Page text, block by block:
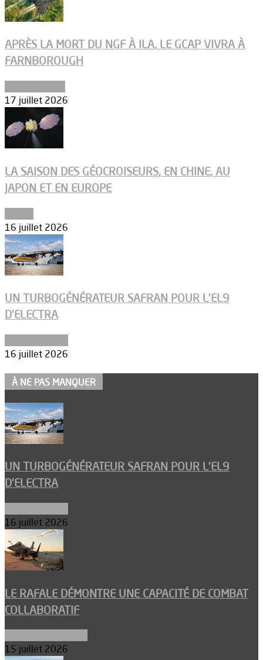
APRÈS LA MORT DU NGF À ILA, LE GCAP VIVRA À
FARNBOROUGH
17 juillet 2026
LA SAISON DES GÉOCROISEURS, EN CHINE, AU
JAPON ET EN EUROPE
16 juillet 2026
UN TURBOGÉNÉRATEUR SAFRAN POUR L’EL9
D’ELECTRA
16 juillet 2026
À NE PAS MANQUER
UN TURBOGÉNÉRATEUR SAFRAN POUR L’EL9
D’ELECTRA
16 juillet 2026
LE RAFALE DÉMONTRE UNE CAPACITÉ DE COMBAT
COLLABORATIF
15 juillet 2026